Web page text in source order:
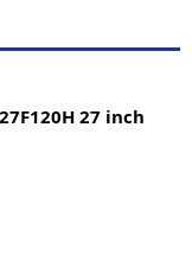
27 inch